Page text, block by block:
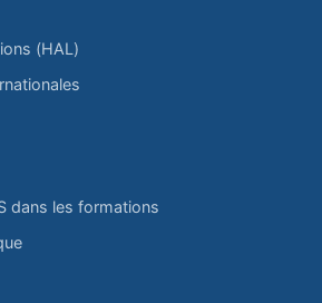
(HAL)
dans les formations